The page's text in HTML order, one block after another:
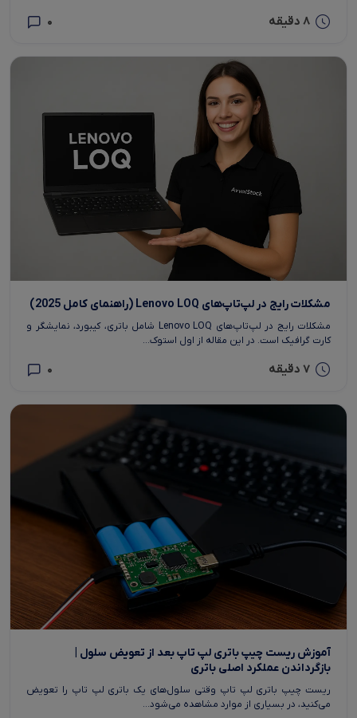
8 دقیقه 0
مشکلات رایج در لپ‌تاپ‌های Lenovo LOQ (راهنمای کامل 2025)
مشکلات رایج در لپ‌تاپ‌های Lenovo LOQ شامل باتری، کیبورد، نمایشگر و
کارت گرافیک است. در این مقاله از اول استوک...
7 دقیقه 0
آموزش ریست چیپ باتری لپ‌ تاپ بعد از تعویض سلول |
بازگرداندن عملکرد اصلی باتری
ریست چیپ باتری لپ‌ تاپ وقتی سلول‌های یک باتری لپ‌ تاپ را تعویض
می‌کنید، در بسیاری از موارد مشاهده می‌شود...